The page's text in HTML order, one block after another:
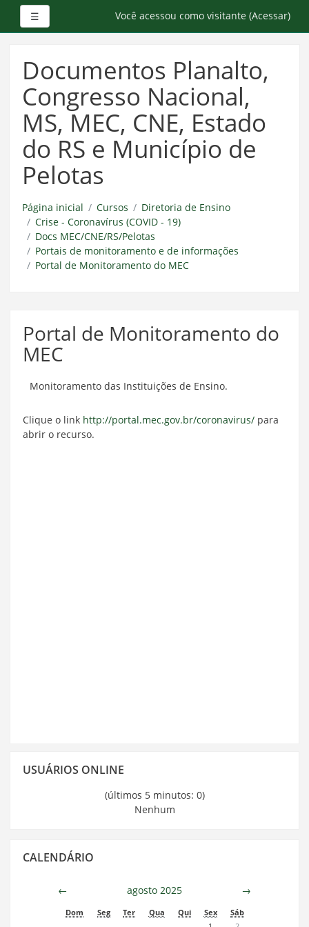
principal
☰ Você acessou como visitante (Acessar)
Documentos Planalto,
Congresso Nacional,
MS, MEC, CNE, Estado
do RS e Município de
Pelotas
Página inicial Cursos
Diretoria de Ensino
Crise - Coronavírus (COVID - 19)
Docs MEC/CNE/RS/Pelotas
Portais de monitoramento e de informações
Portal de Monitoramento do MEC
Portal de Monitoramento do
MEC
Monitoramento das Instituições de Ensino.
Clique o link http://portal.mec.gov.br/coronavirus/para
abrir o recurso.
Usuários
USUÁRIOS ONLINE
(últimos 5 minutos: 0)
Nenhum
Calendário
CALENDÁRIO
← agosto 2025 →
Dom Seg Ter Qua Qui Sex
Sáb